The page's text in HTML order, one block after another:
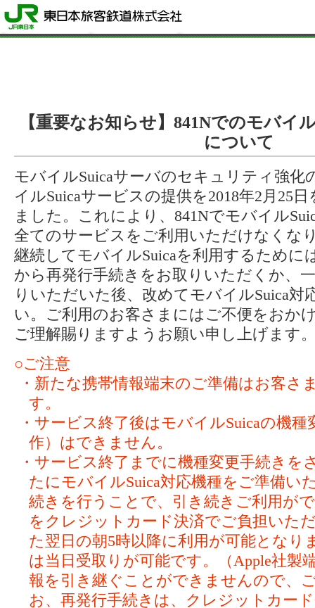
【重要なお知らせ】841Nでのモバイ
について
モバイルSuicaサーバのセキュリティ強化
イルSuicaサービスの提供を2018年2月25
ました。これにより、841Nでモバイル
全てのサービスをご利用いただけなくな
継続してモバイルSuicaを利用するために
から再発行手続きをお取りいただくか、
りいただいた後、改めてモバイルSuica対
い。ご利用のお客さまにはご不便をおか
ご理解賜りますようお願い申し上げます
○ご注意
・新たな携帯情報端末のご準備はお客さ
す。
・サービス終了後はモバイルSuicaの機
作）はできません。
・サービス終了までに機種変更手続きを
たにモバイルSuica対応機種をご準備い
続きを行うことで、引き続きご利用が
をクレジットカード決済でご負担いた
た翌日の朝5時以降に利用が可能となり
は当日受取りが可能です。（Apple社製
報を引き継ぐことができませんので、
お、再発行手続きは、クレジットカー